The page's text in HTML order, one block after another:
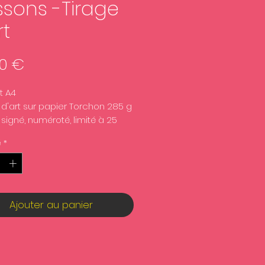
-Tirage
€
A4
sur papier Torchon 285 g
numéroté, limité à 25
en France
non encadré.
*
Ajouter au panier